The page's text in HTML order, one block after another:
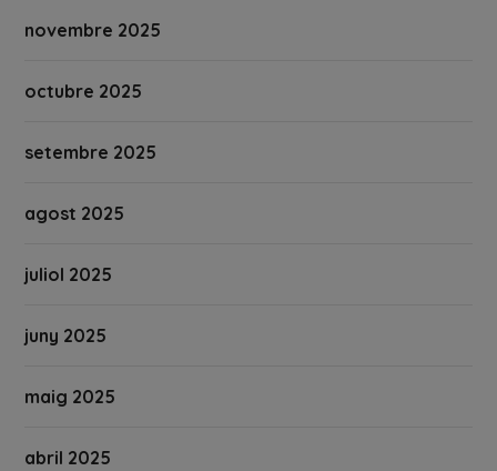
novembre 2025
octubre 2025
setembre 2025
agost 2025
juliol 2025
juny 2025
maig 2025
abril 2025